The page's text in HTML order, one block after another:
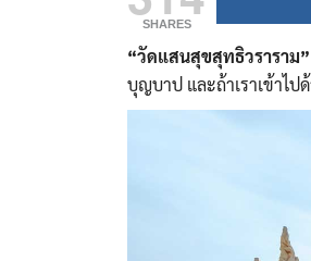
SHARES
“วัดแสนสุขสุทธิวราราม”
บุญบาป และถ้าเราเข้าไป